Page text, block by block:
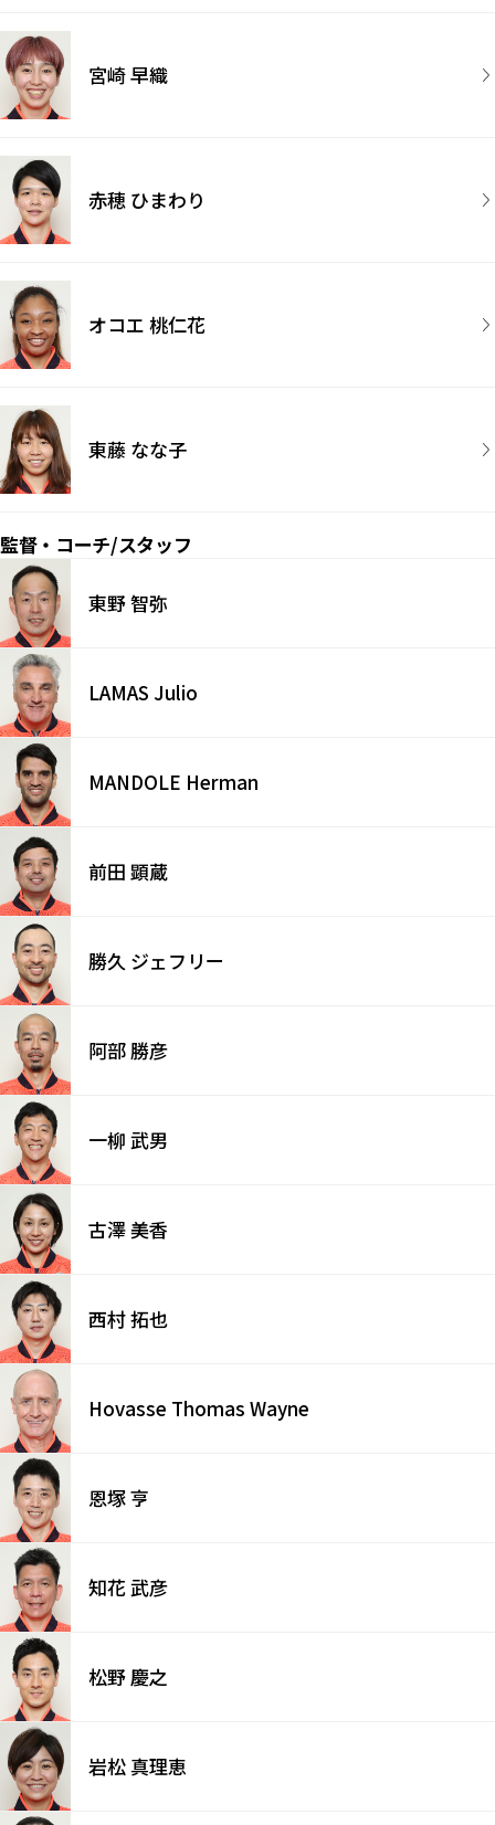
宮崎 早織
赤穂 ひまわり
オコエ 桃仁花
東藤 なな子
監督・コーチ/スタッフ
東野 智弥
LAMAS Julio
MANDOLE Herman
前田 顕蔵
勝久 ジェフリー
阿部 勝彦
一柳 武男
古澤 美香
西村 拓也
Hovasse Thomas Wayne
恩塚 亨
知花 武彦
松野 慶之
岩松 真理恵